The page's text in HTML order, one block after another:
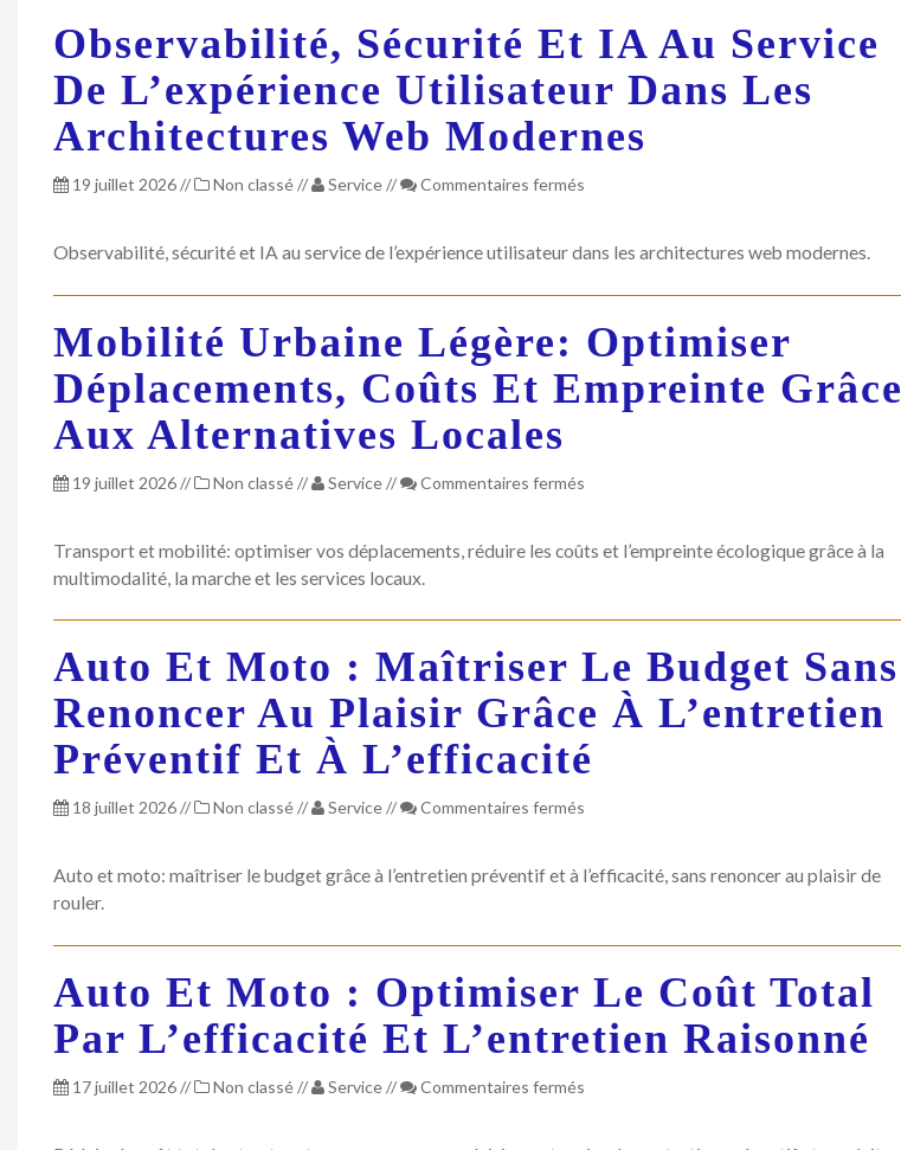
former
et
progresser
pour
une
employabilité
Observabilité, Sécurité Et IA Au Service
De L’expérience Utilisateur Dans Les
Architectures Web Modernes
19 juillet 2026// Non classé// Service// Commentaires fermés
et
service
de
l’expérience
utilisateur
Observabilité, sécurité et IA au service de l’expérience utilisateur dans les architectures web modernes.
Mobilité Urbaine Légère: Optimiser
Déplacements, Coûts Et Empreinte Grâce
Aux Alternatives Locales
19 juillet 2026// Non classé// Service// Commentaires fermés
légère:
et
empreinte
grâce
aux
alternatives
locales
Transport et mobilité: optimiser vos déplacements, réduire les coûts et l’empreinte écologique grâce à la
multimodalité, la marche et les services locaux.
Auto Et Moto : Maîtriser Le Budget Sans
Renoncer Au Plaisir Grâce À L’entretien
Préventif Et À L’efficacité
18 juillet 2026// Non classé// Service// Commentaires fermés
moto
budget
sans
renoncer
au
Auto et moto: maîtriser le budget grâce à l’entretien préventif et à l’efficacité, sans renoncer au plaisir de
rouler.
Auto Et Moto : Optimiser Le Coût Total
Par L’efficacité Et L’entretien Raisonné
17 juillet 2026// Non classé// Service// Commentaires fermés